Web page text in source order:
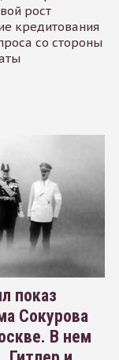
рост
кредитования
со стороны
показ
Сокурова
В нем